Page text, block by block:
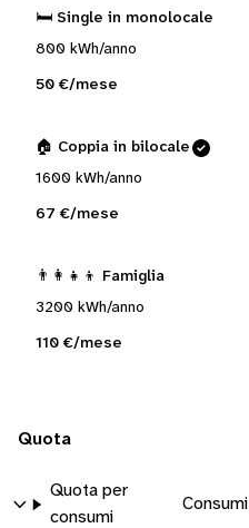
🛏️ Single in monolocale
800 kWh/anno
50 €/mese
🏠 Coppia in bilocale
1600 kWh/anno
67 €/mese
👨‍👩‍👧‍👦 Famiglia
3200 kWh/anno
110 €/mese
Quota
Quota per
consumi
Consumi